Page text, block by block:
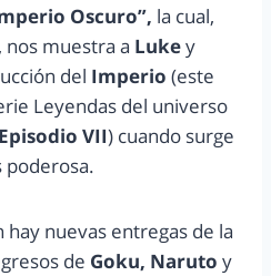
Oscuro”, la cual,
nos muestra a Lukey
del Imperio (este
Leyendas del universo
Episodio VII) cuando surge
poderosa.
nuevas entregas de la
de Goku, Naruto y